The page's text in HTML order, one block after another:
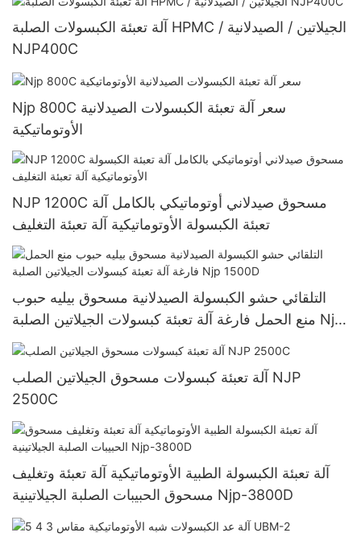
آلة تعبئة الكبسولات الصلبة HPMC / الجيلاتين / الصيدلانية
NJP400C
Njp 800C سعر آلة تعبئة الكبسولات الصيدلانية
الأوتوماتيكية
NJP 1200C مسحوق صيدلاني أوتوماتيكي بالكامل آلة
تعبئة الكبسولة الأوتوماتيكية آلة تعبئة التغليف
التلقائي حشو الكبسولة الصيدلانية مسحوق بيليه حبوب
منع الحمل فارغة آلة تعبئة كبسولات الجيلاتين الصلبة Njp
1500D
آلة تعبئة كبسولات مسحوق الجيلاتين الصلب NJP
2500C
آلة تعبئة الكبسولة الطبية الأوتوماتيكية آلة تعبئة وتغليف
مسحوق الحبيبات الصلبة الجيلاتينية Njp-3800D